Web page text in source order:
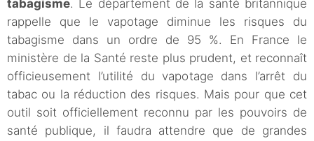
tabagisme. Le département de la santé britannique
rappelle que le vapotage diminue les risques du
tabagisme dans un ordre de 95 %. En France le
ministère de la Santé reste plus prudent, et reconnaît
officieusement l’utilité du vapotage dans l’arrêt du
tabac ou la réduction des risques. Mais pour que cet
outil soit officiellement reconnu par les pouvoirs de
santé publique, il faudra attendre que de grandes